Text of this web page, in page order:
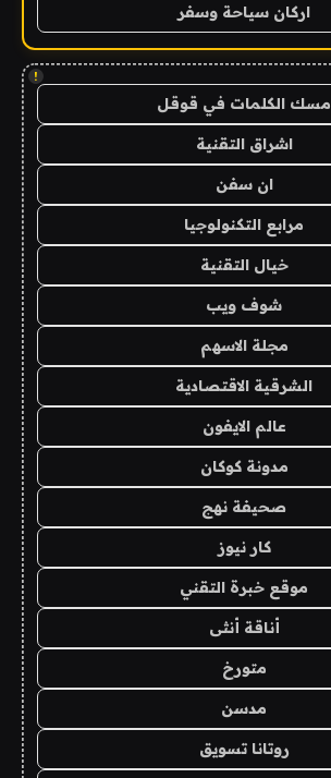
اركان سياحة وسفر
!
مسك الكلمات في قوقل
اشراق التقنية
ان سفن
مرابع التكنولوجيا
خيال التقنية
شوف ويب
مجلة الاسهم
الشرقية الاقتصادية
عالم الايفون
مدونة كوكان
صحيفة نهج
كار نيوز
موقع خبرة التقني
أناقة أنثى
متورخ
مدسن
روتانا تسويق